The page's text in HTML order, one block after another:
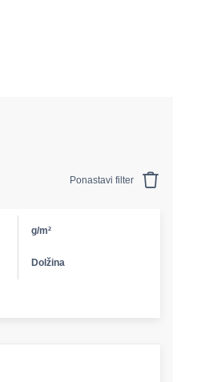
Ponastavi filter
g/m²
Dolžina